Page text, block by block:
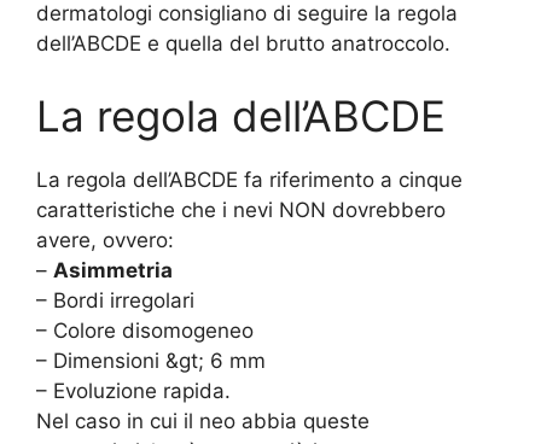
dermatologi consigliano di seguire la regola
dell’ABCDE e quella del brutto anatroccolo.
La regola dell’ABCDE
La regola dell’ABCDE fa riferimento a cinque
caratteristiche che i nevi NON dovrebbero
avere, ovvero:
– Asimmetria
– Bordi irregolari
– Colore disomogeneo
– Dimensioni &gt; 6 mm
– Evoluzione rapida.
Nel caso in cui il neo abbia queste